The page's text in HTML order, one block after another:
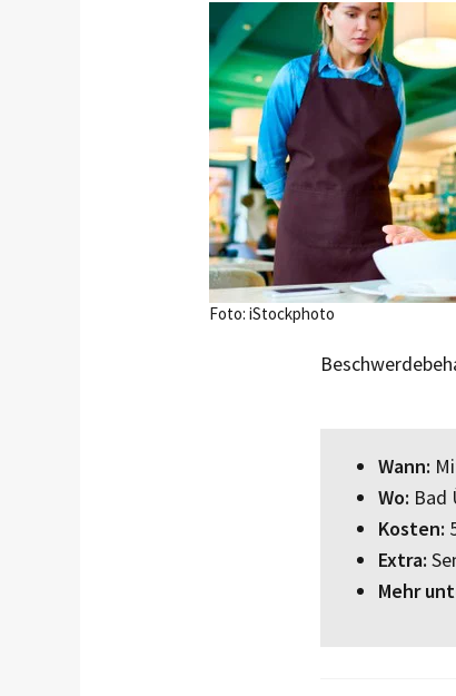
Foto: iStockphoto
Wann:
Wo: Bad
Kosten:
Extra:
Mehr